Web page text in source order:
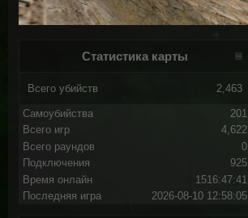
Статистика карты
Всего убийств 2,463
Самоубийства
201
Всего игр
4,622
Всего раундов
0
Подключения
925
Время онлайн
1516:47:41
Последняя игра
2026-08-10 12:58:05